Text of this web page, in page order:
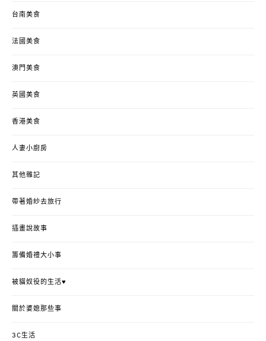
台南美食
法國美食
澳門美食
英國美食
香港美食
人妻小廚房
其他雜記
帶著婚紗去旅行
插畫說故事
籌備婚禮大小事
被貓奴役的生活♥
關於婆媳那些事
3C生活